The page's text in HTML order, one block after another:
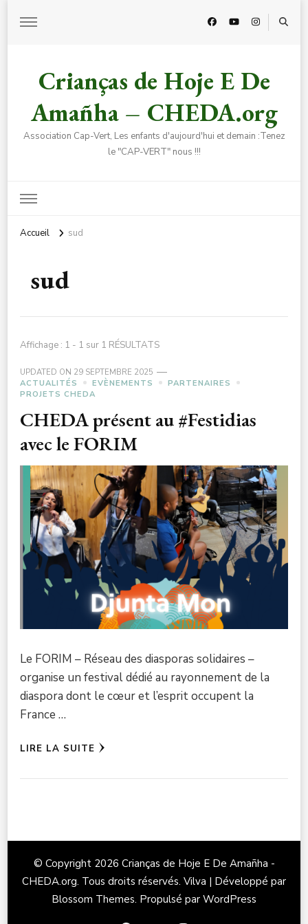
Crianças de Hoje E De
Amañha – CHEDA.org
Association Cap-Vert, Les enfants d'aujourd'hui et demain :Tenez
le "CAP-VERT" nous !!!
Accueil sud
sud
Affichage : 1 - 1 sur 1 RÉSULTATS
UPDATED ON 29 SEPTEMBRE 2025
ACTUALITÉS
EVÈNEMENTS
PARTENAIRES
PROJETS CHEDA
CHEDA présent au #Festidias
avec le FORIM
Le FORIM – Réseau des diasporas solidaires –
organise un festival dédié au rayonnement de la
diaspora dont le cœur et l’esprit occupent la
France …
LIRE LA SUITE
© Copyright 2026 Crianças de Hoje E De Amañha -
CHEDA.org. Tous droits réservés. Vilva | Développé par
Blossom Themes. Propulsé par WordPress